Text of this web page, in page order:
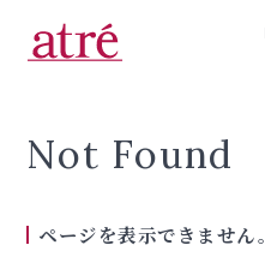
Not Found
ページを表示できません。